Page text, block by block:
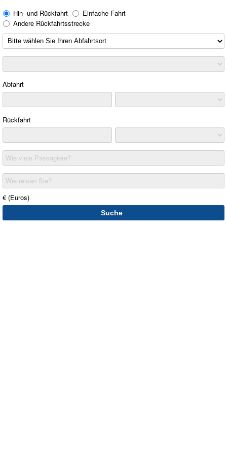
Hin- und Rückfahrt
Einfache Fahrt
Andere Rückfahrtsstrecke
Abfahrt
Rückfahrt
Wie viele Passagiere?
Wie reisen Sie?
€ (Euros)
Suche